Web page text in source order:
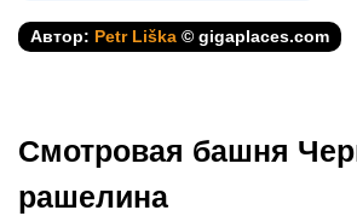
Автор: Petr Liška © gigaplaces.com
Смотровая башня
рашелина